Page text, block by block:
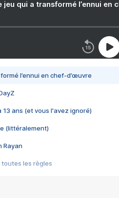
jeu qui a transformé l’ennui en
l’ennui en chef-d’œuvre
13 ans (et vous l'avez ignoré)
(littéralement)
Rayan
toutes les règles